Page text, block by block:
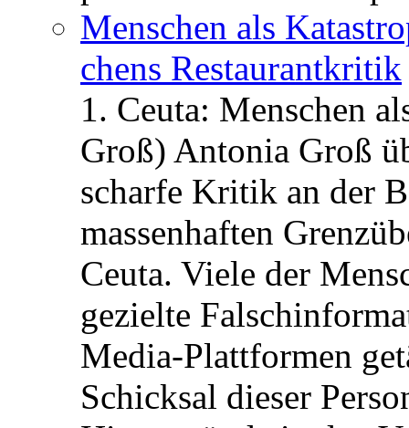
Menschen als
chens Restau­rant­kritik
1. Ceuta: Menschen
Groß) Antonia Groß
scharfe Kritik an der
massenhaften
Ceuta. Viele der
gezielte
Media-Plattformen
Schicksal dieser